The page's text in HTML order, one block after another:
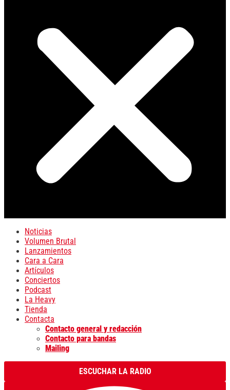
Noticias
Volumen Brutal
Lanzamientos
Cara a Cara
Artículos
Conciertos
Podcast
La Heavy
Tienda
Contacta
Contacto general y redacción
Contacto para bandas
Mailing
ESCUCHAR LA RADIO